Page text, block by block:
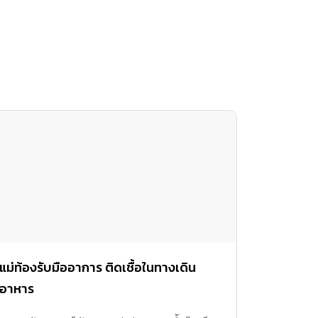
แม่ท้องรับมืออาการ ติดเชื้อในทางเดิน
อาหาร